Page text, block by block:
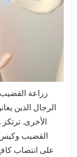
زراعة
الرجال الذين
الأخرى.
القضيب
على انتصاب